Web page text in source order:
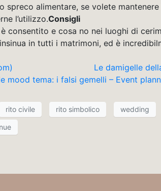
spreco alimentare, se volete
l’utilizzo.Consigli
consentito e cosa no nei luoghi di
si insinua in
Le damigelle
mood tema: i falsi gemelli – Event
rito civile rito simbolico wedding